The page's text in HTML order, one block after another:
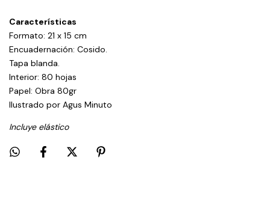
Características
Formato: 21 x 15 cm
Encuadernación: Cosido.
Tapa blanda.
Interior: 80 hojas
Papel: Obra 80gr
Ilustrado por Agus Minuto
Incluye elástico